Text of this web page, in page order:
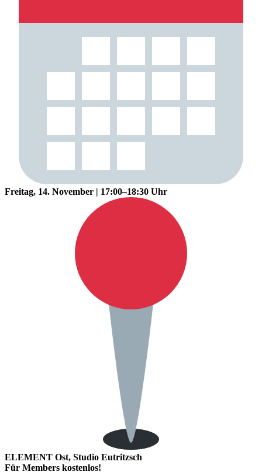
Freitag, 14. November | 17:00–18:30 Uhr
ELEMENT Ost, Studio Eutritzsch
Für Members kostenlos!